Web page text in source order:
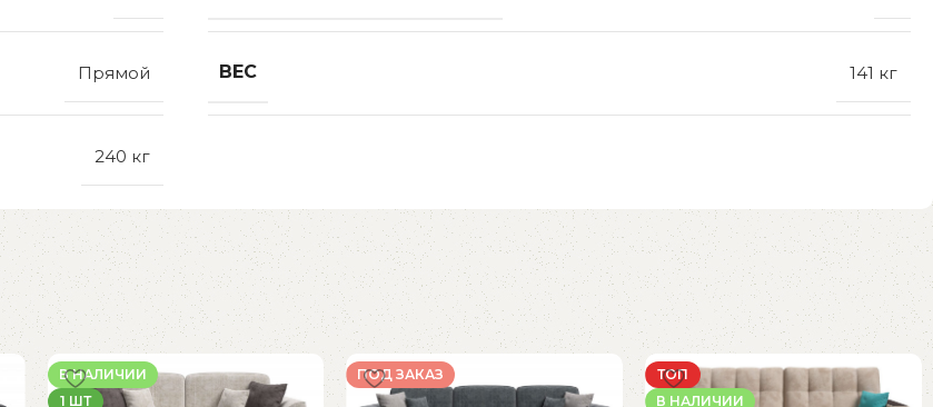
Прямой ВЕС 141 кг
240 кг
В НАЛИЧИИ
1 ШТ
ПОД ЗАКАЗ
ТОП
В НАЛИЧИИ